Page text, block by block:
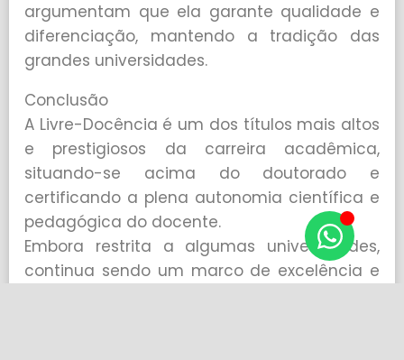
argumentam que ela garante qualidade e
diferenciação, mantendo a tradição das
grandes universidades.
Conclusão
A Livre-Docência é um dos títulos mais altos
e prestigiosos da carreira acadêmica,
situando-se acima do doutorado e
certificando a plena autonomia científica e
pedagógica do docente.
Embora restrita a algumas universidades,
continua sendo um marco de excelência e